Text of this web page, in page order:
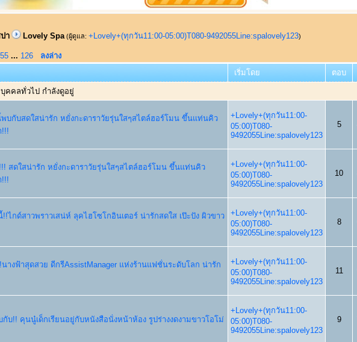
า Lovely Spa (ผู้ดูแล: +Lovely+(ทุกวัน11:00-05:00)T080-9492055Line:spalovely123)
55 ... 126
ลงล่าง
เริ่มโดย ตอบ
บุคคลทั่วไป กำลังดูอยู่
พบกับสดใสน่ารัก หยั่งกะดาราวัยรุ่นใสๆสไตล์ฮอร์โมน ขึ้นแท่นคิว
!!!
+Lovely+(ทุกวัน11:00-
05:00)T080-
9492055Line:spalovely123
5
สดใสน่ารัก หยั่งกะดาราวัยรุ่นใสๆสไตล์ฮอร์โมน ขึ้นแท่นคิว
!!!
+Lovely+(ทุกวัน11:00-
05:00)T080-
9492055Line:spalovely123
10
ไกด์สาวพราวเสน่ห์ ลุคไฮโซโกอินเตอร์ น่ารักสดใส เป๊ะปัง ผิวขาว
+Lovely+(ทุกวัน11:00-
05:00)T080-
9492055Line:spalovely123
8
นางฟ้าสุดสวย ดีกรีAssistManager แห่งร้านแฟชั่นระดับโลก น่ารัก
+Lovely+(ทุกวัน11:00-
05:00)T080-
9492055Line:spalovely123
11
บ!! คุนนู๋เด็กเรียนอยู่กับหนังสือนั่งหน้าห้อง รูปร่างงดงามขาวโอโม่
+Lovely+(ทุกวัน11:00-
05:00)T080-
9492055Line:spalovely123
9